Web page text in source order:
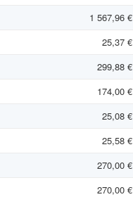
1 567,96 €
25,37 €
299,88 €
174,00 €
25,08 €
25,58 €
270,00 €
270,00 €